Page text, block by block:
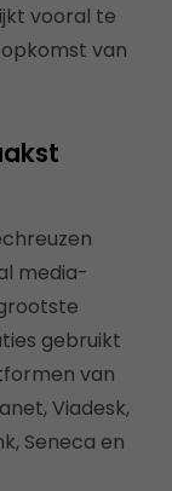
vooral te
van
media-
gebruikt
van
Viadesk,
Seneca en